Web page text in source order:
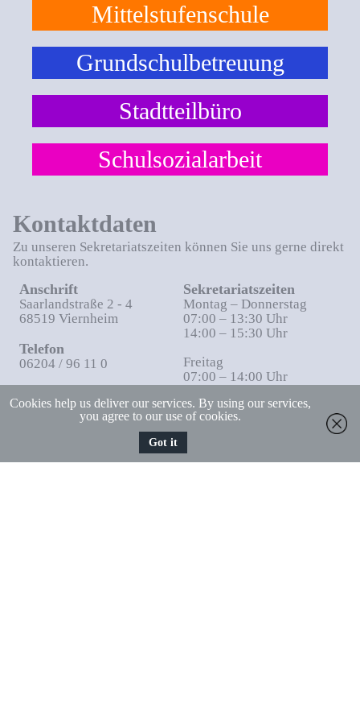
Mittelstufenschule
Grundschulbetreuung
Stadtteilbüro
Schulsozialarbeit
Kontaktdaten
Zu unseren Sekretariatszeiten können Sie uns gerne direkt
kontaktieren.
Anschrift
Saarlandstraße 2 - 4
68519 Viernheim
Telefon
06204 / 96 11 0
06204-96 11 18
Sekretariatszeiten
Montag – Donnerstag
07:00 – 13:30 Uhr
14:00 – 15:30 Uhr
Freitag
07:00 – 14:00 Uhr
Friedrich-Froebel-Schule@Kreis-Bergstrasse.de
Cookies help us deliver our services. By using our services,
you agree to our use of cookies.
Got it